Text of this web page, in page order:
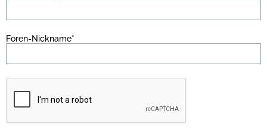
Foren-Nickname*